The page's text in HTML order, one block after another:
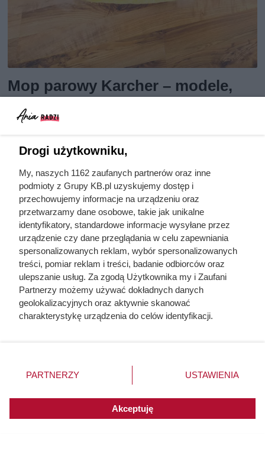
Mop parowy Karcher – modele,
opinie użytkowników, ceny,
dodatkowe informacje
Mop parowy Karcher to nie, jak mogłoby się wydawać,
jedynie urządzenie do mycia podłóg, a wielofunkcyjny
robot ułatwiający wiele prac domowych. Sprawdź, jakie
modele warto wziąć pod uwagę.
Drogi użytkowniku,
My, naszych 1162 zaufanych partnerów oraz inne
podmioty z Grupy KB.pl uzyskujemy dostęp i
przechowujemy informacje na urządzeniu oraz
przetwarzamy dane osobowe, takie jak unikalne
identyfikatory, standardowe informacje wysyłane przez
urządzenie czy dane przeglądania w celu zapewniania
spersonalizowanych reklam, wybór spersonalizowanych
treści, pomiar reklam i treści, badanie odbiorców oraz
ulepszanie usług. Za zgodą Użytkownika my i Zaufani
Partnerzy możemy używać dokładnych danych
geolokalizacyjnych oraz aktywnie skanować
charakterystykę urządzenia do celów identyfikacji.
zmienić/wycofać klikając przycisk ustawień prywatności
znajdujący się w lewym dolnym rogu strony. Niektóre
użytkownika, ale masz prawo sprzeciwić się takiemu
przetwarzaniu. Preferencje będą miały zastosowania do
PARTNERZY USTAWIENIA
Akceptuję